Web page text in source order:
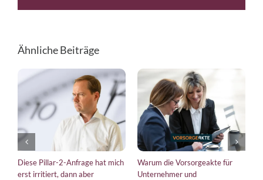
Ähnliche Beiträge
Diese Pillar-2-Anfrage hat mich
erst irritiert, dann aber
Warum die Vorsorgeakte für
Unternehmer und